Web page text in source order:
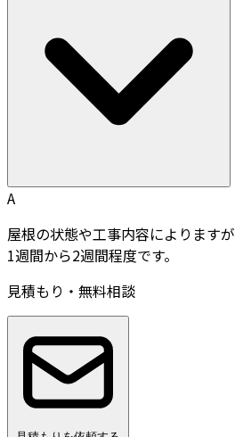
A
屋根の状態や工事内容によります
1週間から2週間程度です。
見積もり・無料相談